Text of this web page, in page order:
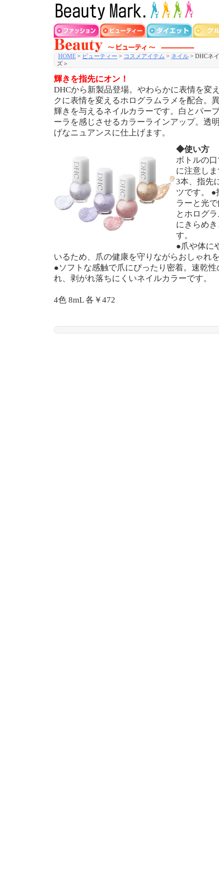
HOME > ビューティー > コスメアイテム > ネイル > DHCネ
ズ＞
輝きを指先にオン！
DHCから新製品登場。やわらかに表情を変
クに表情を変えるホログラムラメを配合。
輝きを与えるネイルカラーです。白とパー
ーラを感じさせるカラーラインアップ。透
げなニュアンスに仕上げます。
◆使い方
ボトルの
に注意し
3本、指先
ツです。 ●
ラーと光
とホログ
にきらめ
す。
●爪や体に
いるため、爪の健康を守りながらおしゃれ
●ソフトな感触で爪にぴったり密着。速乾
れ、剥がれ落ちにくいネイルカラーです。
4色 8mL 各￥472